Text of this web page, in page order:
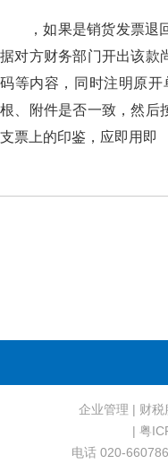
，如果是销货发票
据对方财务部门开出该款
码等内容，同时注明原
根、附件是否一致，然后
支票上的印鉴，应即用即
企业管理 | 财税
| 粤
电话 020-